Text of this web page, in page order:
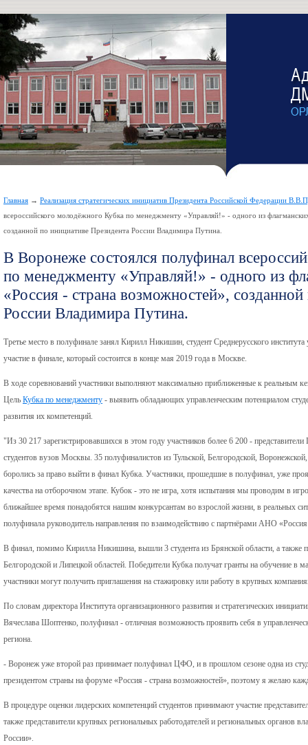
Главная → Реализация стратегических инициатив Президента Российской Федерации
всероссийского молодёжного Кубка по менеджменту «Управляй!» - одного из
созданной по инициативе Президента России Владимира Путина.
В Воронеже состоялся полуфинал
по менеджменту «Управляй!» - одного из
«Россия - страна возможностей»,
России Владимира Путина.
Третье место в полуфинале занял Кирилл Никишин, студент Среднерусского
участие в финале, который состоится в конце мая 2019 года в Москве.
В ходе соревнований участники выполняют максимально приближенные к реальным
Цель Кубка по менеджменту - выявить обладающих управленческим потенциалом
развития их компетенций.
"Из 30 217 зарегистрировавшихся в этом году участников более 6 200 -
студентов вузов Москвы. 35 полуфиналистов из Тульской, Белгородской,
боролись за право выйти в финал Кубка. Участники, прошедшие в полуфинал, уже
качества на отборочном этапе. Кубок - это не игра, хотя испытания мы проводим в
ближайшее время понадобятся нашим конкурсантам во взрослой жизни, в реальных
полуфинала руководитель направления по взаимодействию с партнёрами АНО
В финал, помимо Кирилла Никишина, вышли 3 студента из Брянской области, а также
Белгородской и Липецкой областей. Победители Кубка получат гранты на обучение в
участники могут получить приглашения на стажировку или работу в крупных
По словам директора Института организационного развития и стратегических
Вячеслава Шоптенко, полуфинал - отличная возможность проявить себя в
региона.
- Воронеж уже второй раз принимает полуфинал ЦФО, и в прошлом сезоне одна из
президентом страны на форуме «Россия - страна возможностей», поэтому я желаю
В процедуре оценки лидерских компетенций студентов принимают участие
также представители крупных региональных работодателей и региональных органов
России».